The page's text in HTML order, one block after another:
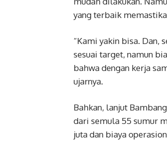
yang terbaik
“Kami yakin bisa. Dan,
sesuai target, namun
bahwa dengan kerja
ujarnya.
Bahkan, lanjut
dari semula 55 sumur
juta dan biaya